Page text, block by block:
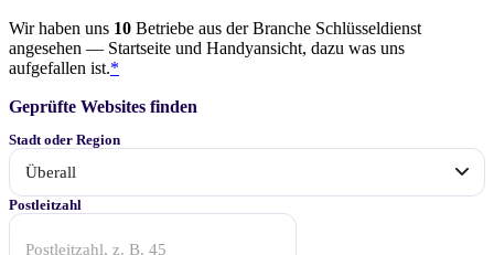
Wir haben uns 10 Betriebe aus der Branche Schlüsseldienst
angesehen — Startseite und Handyansicht, dazu was uns
aufgefallen ist.*
Geprüfte Websites finden
Stadt oder Region
Postleitzahl
Anfang
der
Postleitzahl